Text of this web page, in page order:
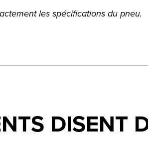
les spécifications du pneu.
DISENT